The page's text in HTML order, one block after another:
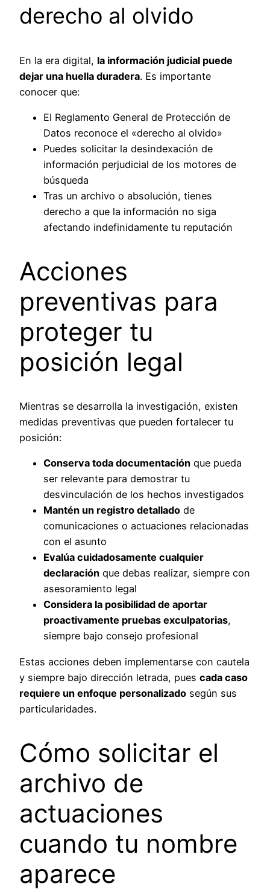
derecho al olvido
En la era digital, la información judicial puede
dejar una huella duradera. Es importante
conocer que:
El Reglamento General de Protección de
Datos reconoce el «derecho al olvido»
Puedes solicitar la desindexación de
información perjudicial de los motores de
búsqueda
Tras un archivo o absolución, tienes
derecho a que la información no siga
afectando indefinidamente tu reputación
Acciones
preventivas para
proteger tu
posición legal
Mientras se desarrolla la investigación, existen
medidas preventivas que pueden fortalecer tu
posición:
Conserva toda documentación que pueda
ser relevante para demostrar tu
desvinculación de los hechos investigados
Mantén un registro detallado de
comunicaciones o actuaciones relacionadas
con el asunto
Evalúa cuidadosamente cualquier
declaración que debas realizar, siempre con
asesoramiento legal
Considera la posibilidad de aportar
proactivamente pruebas exculpatorias,
siempre bajo consejo profesional
Estas acciones deben implementarse con cautela
y siempre bajo dirección letrada, pues cada caso
requiere un enfoque personalizado según sus
particularidades.
Cómo solicitar el
archivo de
actuaciones
cuando tu nombre
aparece